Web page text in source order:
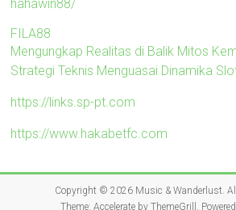
hahawin88/
FILA88
Mengungkap Realitas di Balik Mitos
Strategi Teknis Menguasai Dinamika
https://links.sp-pt.com
https://www.hakabetfc.com
Copyright © 2026 Music & Wanderlust .
Theme: Accelerateby ThemeGrill.